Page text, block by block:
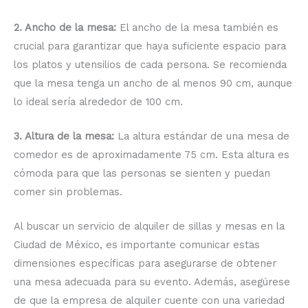
2. Ancho de la mesa: El ancho de la mesa también es
crucial para garantizar que haya suficiente espacio para
los platos y utensilios de cada persona. Se recomienda
que la mesa tenga un ancho de al menos 90 cm, aunque
lo ideal sería alrededor de 100 cm.
3. Altura de la mesa: La altura estándar de una mesa de
comedor es de aproximadamente 75 cm. Esta altura es
cómoda para que las personas se sienten y puedan
comer sin problemas.
Al buscar un servicio de alquiler de sillas y mesas en la
Ciudad de México, es importante comunicar estas
dimensiones específicas para asegurarse de obtener
una mesa adecuada para su evento. Además, asegúrese
de que la empresa de alquiler cuente con una variedad